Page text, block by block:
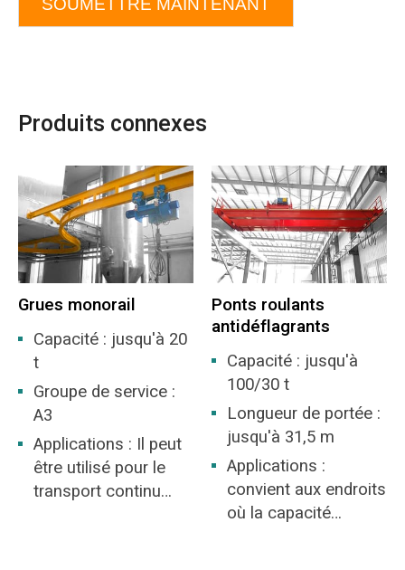
SOUMETTRE MAINTENANT
Produits connexes
Grues monorail
Capacité : jusqu'à 20
t
Groupe de service :
A3
Applications : Il peut
être utilisé pour le
transport continu
Ponts roulants
antidéflagrants
Capacité : jusqu'à
100/30 t
Longueur de portée :
jusqu'à 31,5 m
Applications :
convient aux endroits
où la capacité